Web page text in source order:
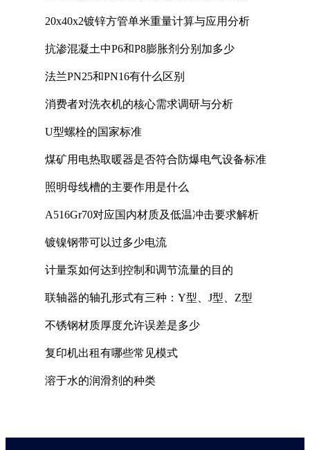
20x40x2镀锌方管单米重量计算与应用分析
抗渗混凝土中P6和P8膨胀剂分别加多少
法兰PN25和PN16有什么区别
消费者对洗衣机的核心需求调研与分析
U型螺栓的国家标准
煤矿用电热取暖器是否符合防爆电气设备标准
照明母线槽的主要作用是什么
A516Gr70对应国内材质及低温冲击要求解析
镀镍钢带可以过多少电流
计量泵如何达到控制和调节流量的目的
联轴器的轴孔形式有三种：Y型、J型、Z型
不锈钢材质厚度允许误差是多少
复印机出租有哪些常见模式
溶于水的润滑剂的种类